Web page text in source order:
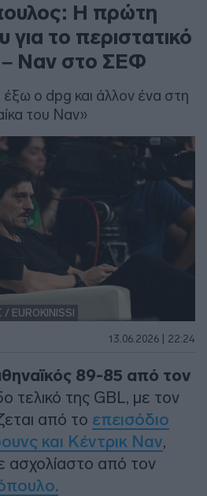
Η πρώτη
για το περιστατικό
– Ναν στο ΣΕΦ
ο dpg και άλλον ένα στη
του Ναν»
13.06.2026 | 22:24
89-85 από τον
τελικό της GBL, με τον
από το επεισόδιο
και Κέντρικ Ναν,
ασχολίαστο από τον